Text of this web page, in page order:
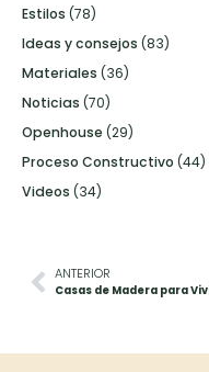
Estilos (78)
Ideas y consejos (83)
Materiales (36)
Noticias (70)
Openhouse (29)
Proceso Constructivo (44)
Videos (34)
ANTERIOR